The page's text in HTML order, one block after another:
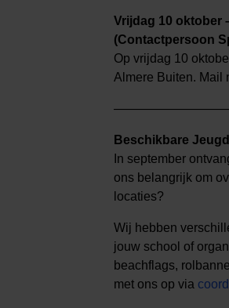
Vrijdag 10 oktober
(Contactpersoon
Op vrijdag 10
Almere Buiten. Mail
Beschikbare
In september
ons belangrijk om
locaties?
Wij hebben
jouw school of
beachflags,
met ons op via